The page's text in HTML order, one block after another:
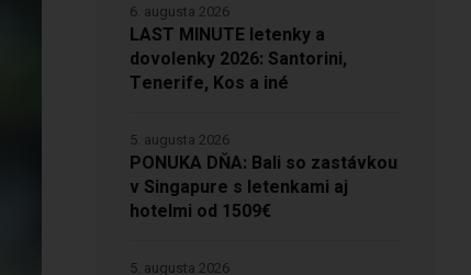
LAST MINUTE letenky a
dovolenky 2026: Santorini,
Tenerife, Kos a iné
6. augusta 2026
PONUKA DŇA: Bali so zastávkou
v Singapure s letenkami aj
hotelmi od 1509€
5. augusta 2026
5. augusta 2026